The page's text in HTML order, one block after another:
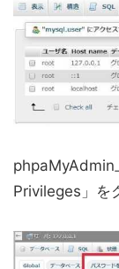
phpaMyAdmin
Privileges」を